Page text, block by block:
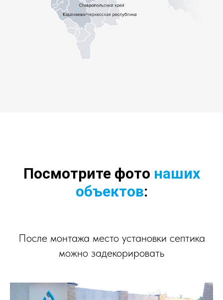
Посмотрите фото наших
объектов:
После монтажа место установки септика
можно задекорировать